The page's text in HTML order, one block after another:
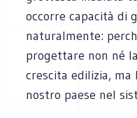
occorre capacità di
naturalmente:
progettare non né
crescita edilizia, ma
nostro paese nel